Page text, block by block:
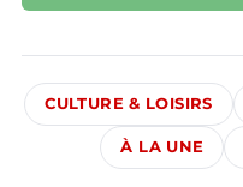
CULTURE & LOISIRS
À LA UNE